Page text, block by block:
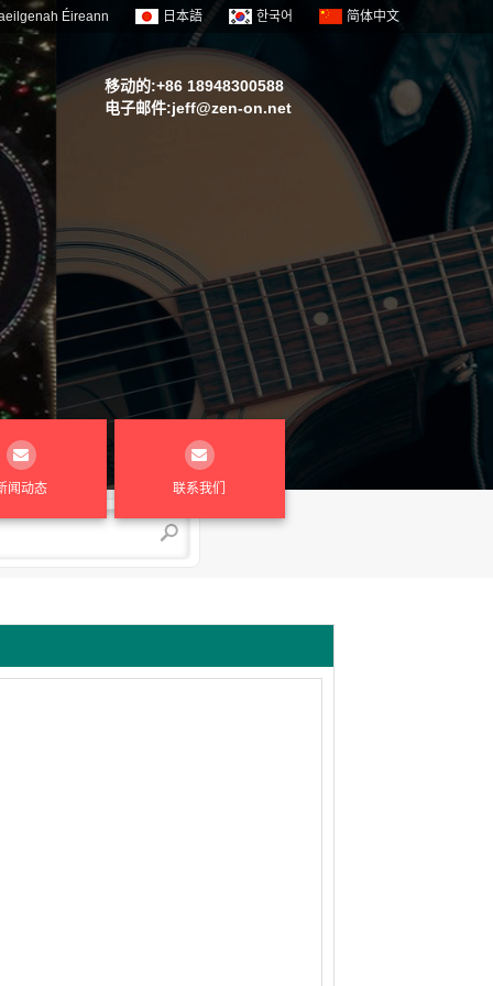
Éireann 日本語 한국어 简体中文
移动的:+86 18948300588
电子邮件:jeff@zen-on.net
闻动态 联系我们